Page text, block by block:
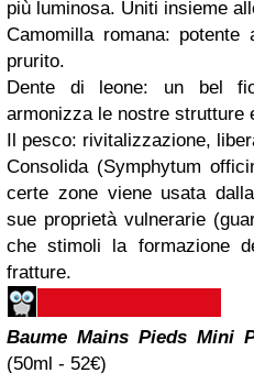
più luminosa. Uniti insieme
Camomilla romana: potente
prurito.
Dente di leone: un bel
armonizza le nostre strutture
Il pesco: rivitalizzazione,
Consolida (Symphytum
certe zone viene usata
sue proprietà vulnerarie
che stimoli la formazione
fratture.
Baume Mains Pieds Mini
(50ml - 52€)